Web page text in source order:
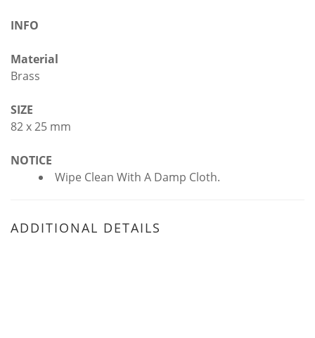
INFO
Material
Brass
SIZE
82 x 25 mm
NOTICE
Wipe Clean With A Damp Cloth.
ADDITIONAL DETAILS